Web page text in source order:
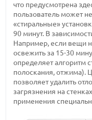
что предусмотрена
пользователь может
«стиральные»
90 минут. В
Например, если вещи
освежить за 15-30
определяет алгоритм
полоскания, отжима).
позволяет удалить
загрязнения на
применения